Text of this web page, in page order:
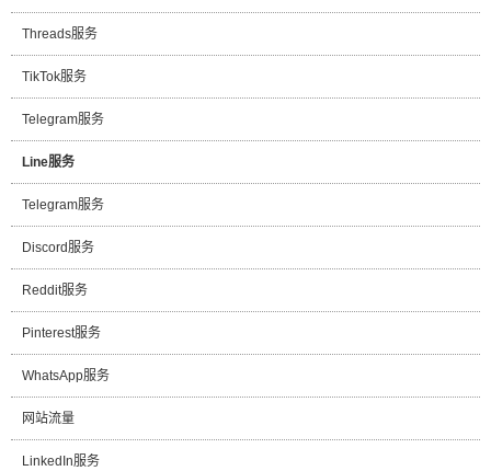
Threads服务
TikTok服务
Telegram服务
Line服务
Telegram服务
Discord服务
Reddit服务
Pinterest服务
WhatsApp服务
网站流量
LinkedIn服务